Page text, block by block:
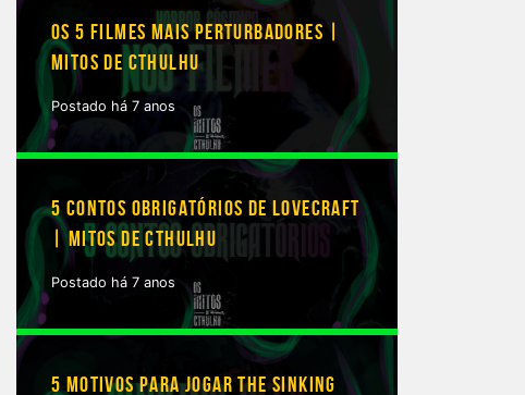
OS 5 FILMES MAIS PERTURBADORES |
MITOS DE CTHULHU
Postado há 7 anos
5 CONTOS OBRIGATÓRIOS DE LOVECRAFT
| MITOS DE CTHULHU
Postado há 7 anos
5 MOTIVOS PARA JOGAR THE SINKING